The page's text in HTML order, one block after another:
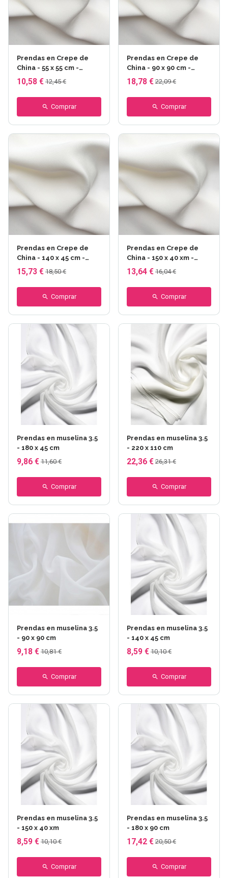
Prendas en Crepe de
China - 55 x 55 cm -
Crepe de China 10
10,58 € 12,45 €
Comprar
Prendas en Crepe de
China - 90 x 90 cm -
Crepe de China 12
18,78 € 22,09 €
Comprar
Prendas en Crepe de
China - 140 x 45 cm -
Crepe de China 12
15,73 € 18,50 €
Comprar
Prendas en Crepe de
China - 150 x 40 xm -
Crepe de China 08
13,64 € 16,04 €
Comprar
Prendas en muselina 3.5
- 180 x 45 cm
9,86 € 11,60 €
Comprar
Prendas en muselina 3.5
- 220 x 110 cm
22,36 € 26,31 €
Comprar
Prendas en muselina 3.5
- 90 x 90 cm
9,18 € 10,81 €
Comprar
Prendas en muselina 3.5
- 140 x 45 cm
8,59 € 10,10 €
Comprar
Prendas en muselina 3.5
- 150 x 40 xm
8,59 € 10,10 €
Comprar
Prendas en muselina 3.5
- 180 x 90 cm
17,42 € 20,50 €
Comprar